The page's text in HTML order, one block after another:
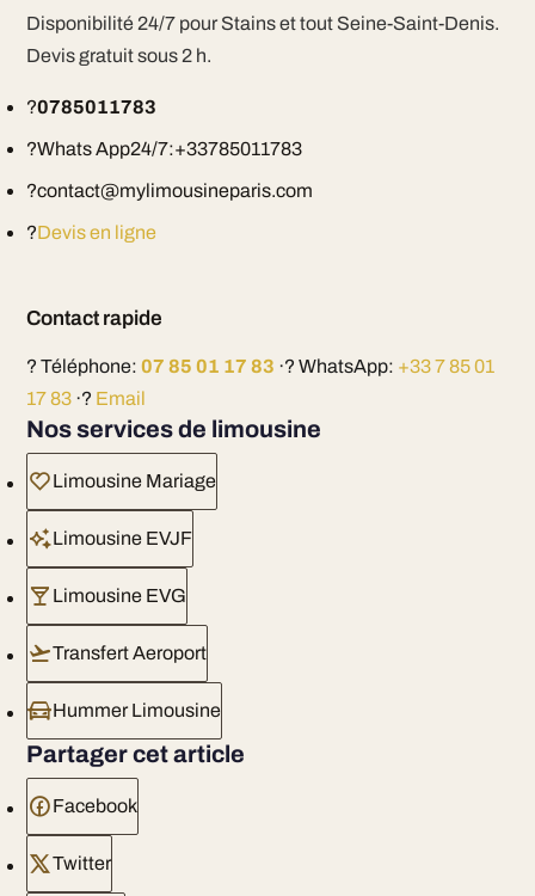
Disponibilité 24/7 pour Stains et tout Seine-Saint-Denis.
Devis gratuit sous 2 h.
?0785011783
?Whats App24/7:+33785011783
?contact@mylimousineparis.com
?Devis en ligne
Contact rapide
? Téléphone: 07 85 01 17 83 ·? WhatsApp: +33 7 85 01
17 83·? Email
Nos services de limousine
Limousine Mariage
Limousine EVJF
Limousine EVG
Transfert Aeroport
Hummer Limousine
Partager cet article
Facebook
Twitter